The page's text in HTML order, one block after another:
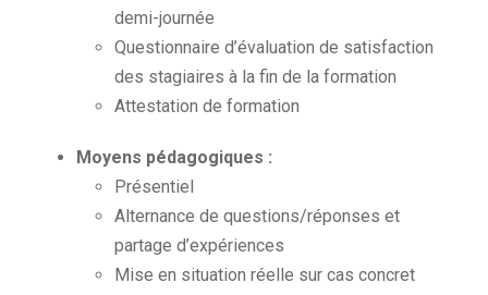
demi-journée
Questionnaire d’évaluation de satisfaction
des stagiaires à la fin de la formation
Attestation de formation
Moyens pédagogiques :
Présentiel
Alternance de questions/réponses et
partage d’expériences
Mise en situation réelle sur cas concret